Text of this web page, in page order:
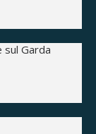
Garda